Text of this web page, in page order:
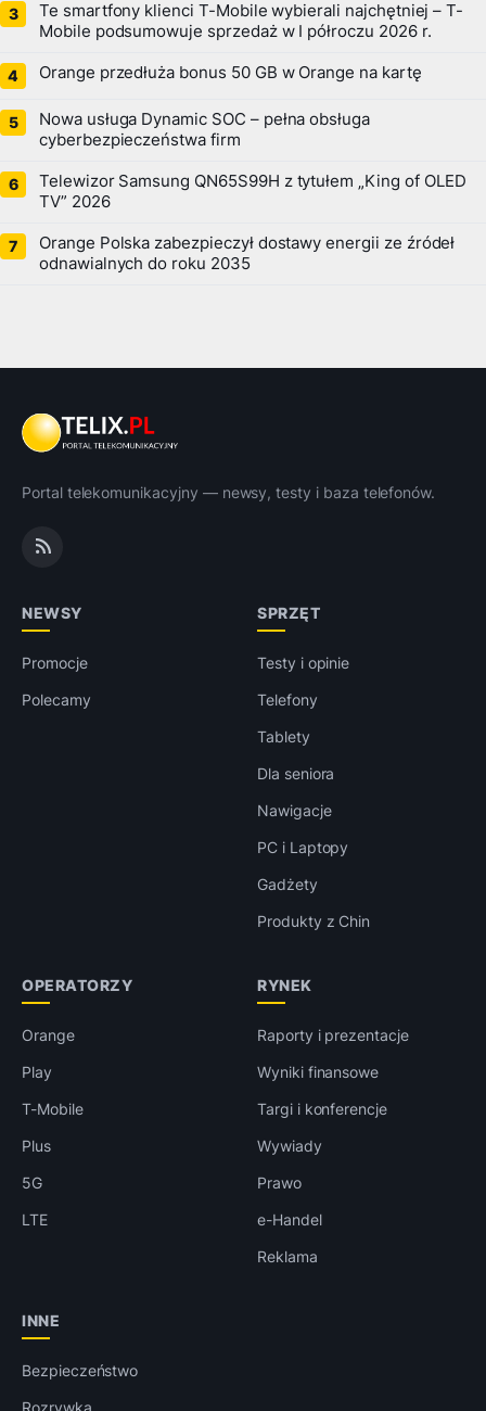
Te smartfony klienci T-Mobile wybierali najchętniej – T-
Mobile podsumowuje sprzedaż w I półroczu 2026 r.
Orange przedłuża bonus 50 GB w Orange na kartę
Nowa usługa Dynamic SOC – pełna obsługa
cyberbezpieczeństwa firm
Telewizor Samsung QN65S99H z tytułem „King of OLED
TV” 2026
Orange Polska zabezpieczył dostawy energii ze źródeł
odnawialnych do roku 2035
Portal telekomunikacyjny — newsy, testy i baza telefonów.
NEWSY
Promocje
Polecamy
SPRZĘT
Testy i opinie
Telefony
Tablety
Dla seniora
Nawigacje
PC i Laptopy
Gadżety
Produkty z Chin
OPERATORZY
Orange
Play
T-Mobile
Plus
5G
LTE
RYNEK
Raporty i prezentacje
Wyniki finansowe
Targi i konferencje
Wywiady
Prawo
e-Handel
Reklama
INNE
Bezpieczeństwo